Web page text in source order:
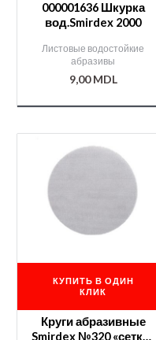
000001636 Шкурка
вод.Smirdex 2000
Листовые водостойкие
абразивы
9,00MDL
КУПИТЬ В ОДИН
КЛИК
Круги абразивные
Smirdex №320 «сетка»